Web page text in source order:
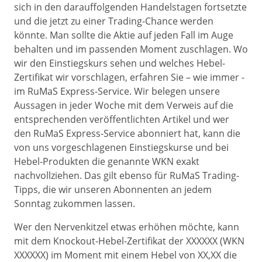
sich in den darauffolgenden Handelstagen fortsetzte
und die jetzt zu einer Trading-Chance werden
könnte. Man sollte die Aktie auf jeden Fall im Auge
behalten und im passenden Moment zuschlagen. Wo
wir den Einstiegskurs sehen und welches Hebel-
Zertifikat wir vorschlagen, erfahren Sie – wie immer -
im RuMaS Express-Service. Wir belegen unsere
Aussagen in jeder Woche mit dem Verweis auf die
entsprechenden veröffentlichten Artikel und wer
den RuMaS Express-Service abonniert hat, kann die
von uns vorgeschlagenen Einstiegskurse und bei
Hebel-Produkten die genannte WKN exakt
nachvollziehen. Das gilt ebenso für RuMaS Trading-
Tipps, die wir unseren Abonnenten an jedem
Sonntag zukommen lassen.
Wer den Nervenkitzel etwas erhöhen möchte, kann
mit dem Knockout-Hebel-Zertifikat der XXXXXX (WKN
XXXXXX) im Moment mit einem Hebel von XX,XX die